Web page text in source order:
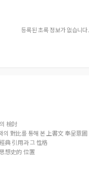
등록된 초록 정보가 없습니다.
檢討
對比를 통해 본 上書文 奉呈意圖
典 引用과 그 性格
想史的 位置